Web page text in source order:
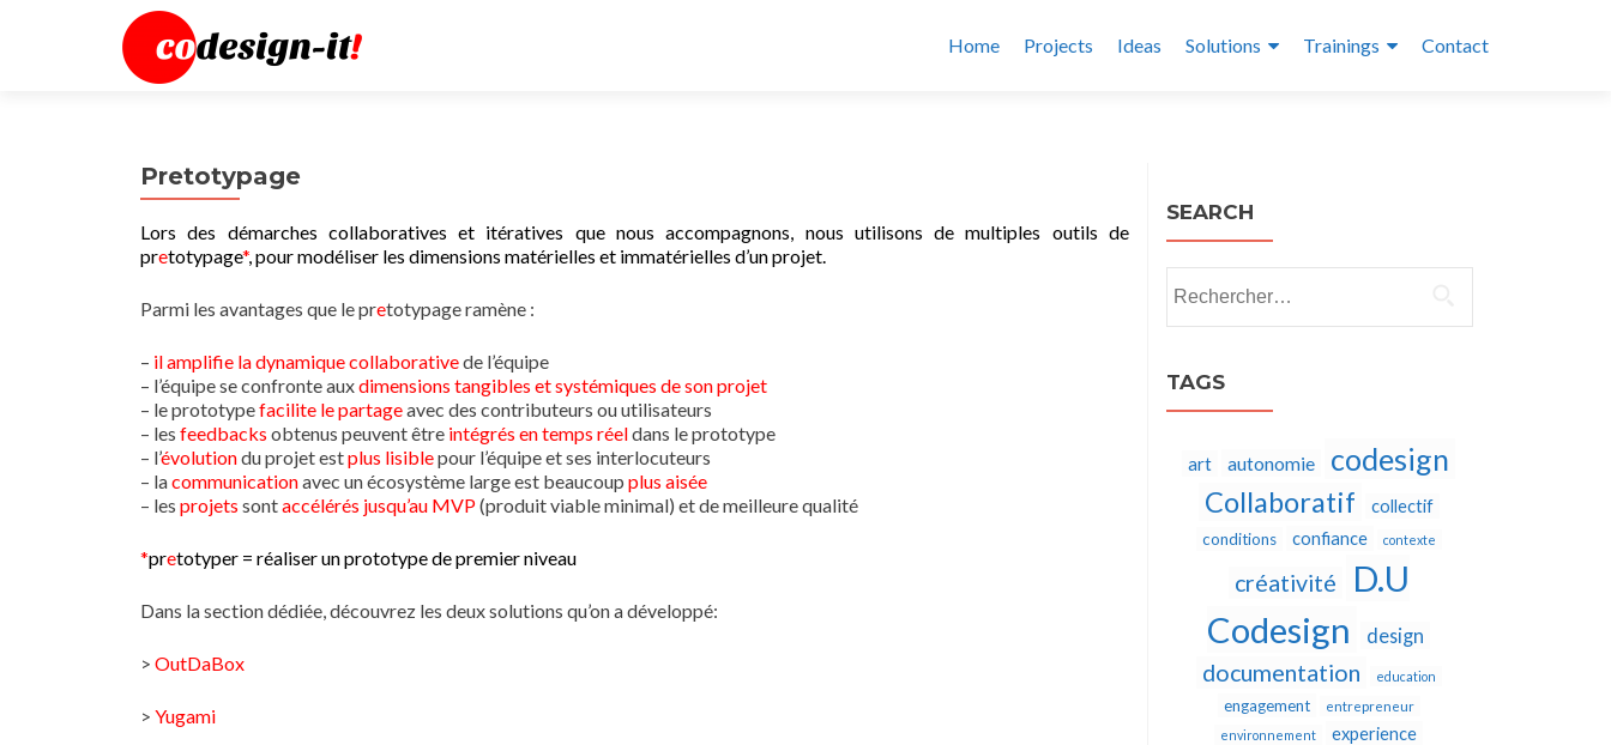
Home Projects Ideas Solutions Trainings Contact
Pretotypage
Lors des démarches collaboratives et itératives que nous accompagnons, nous utilisons de multiples outils de
pretotypage*, pour modéliser les dimensions matérielles et immatérielles d’un projet.
Parmi les avantages que le pretotypage ramène :
– il amplifie la dynamique collaborativede l’équipe
– l’équipe se confronte auxdimensions tangibles et systémiques de son projet
– le prototypefacilite le partageavec des contributeurs ou utilisateurs
– les feedbacks obtenus peuvent être intégrés en temps réeldans le prototype
– l’évolutiondu projet estplus lisiblepour l’équipe et ses interlocuteurs
– lacommunicationavec un écosystème large est beaucoup plus aisée
– les projets sontaccélérés jusqu’au MVP(produit viable minimal) et de meilleure qualité
*pretotyper = réaliser un prototype de premier niveau
Dans la section dédiée, découvrez les deux solutions qu’on a développé:
> OutDaBox
> Yugami
SEARCH
TAGS
art autonomie codesign
Collaboratif collectif
conditions confiance contexte
créativité
D.U
Codesign
design
documentation education
engagement
entrepreneur
environnement
experience